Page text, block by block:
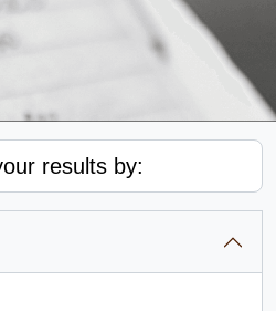
results by: